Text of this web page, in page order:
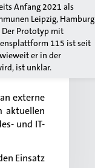
Anfang 2021 als
Leipzig, Hamburg
Der Prototyp mit
115 ist seit
er in der
ist unklar.
externe
aktuellen
und IT-
Einsatz